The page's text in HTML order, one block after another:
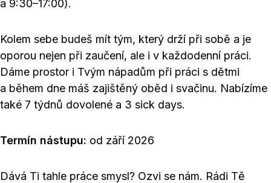
a 9:30–17:00).
Kolem sebe budeš mít tým, který drží při sobě a je
oporou nejen při zaučení, ale i v každodenní práci.
Dáme prostor i Tvým nápadům při práci s dětmi
a během dne máš zajištěný oběd i svačinu. Nabízíme
také 7 týdnů dovolené a 3 sick days.
Termín nástupu: od září 2026
Dává Ti tahle práce smysl? Ozvi se nám. Rádi Tě